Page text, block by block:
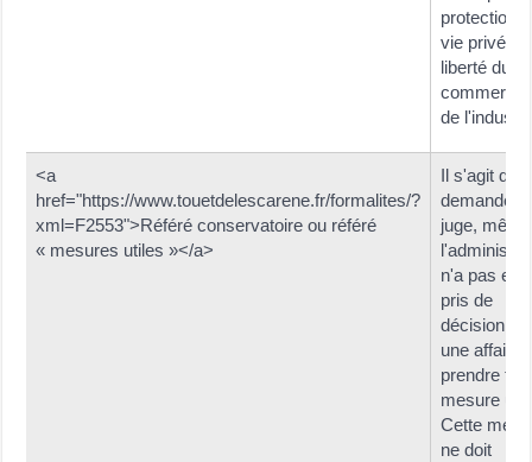
protection
vie privée,
liberté du
commerce
de
<a
href="https://www.touetdelescarene.fr/formalites/?
xml=F2553">Référé conservatoire ou référé
« mesures utiles »</a>
Il s'agit de
demander
juge,
n'a pas
pris de
décision
une affaire,
prendre
mesure
Cette
ne doit